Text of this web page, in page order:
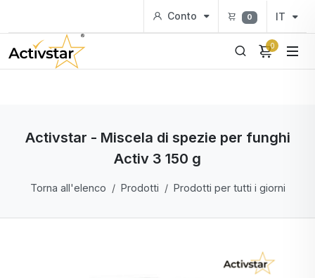
Conto 0 IT
0
Activstar - Miscela di spezie per funghi
Activ 3 150 g
Torna all'elenco Prodotti Prodotti per tutti i giorni